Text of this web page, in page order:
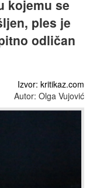
kojemu se
ples je
odličan
Izvor: kritikaz.com
Autor: Olga Vujović